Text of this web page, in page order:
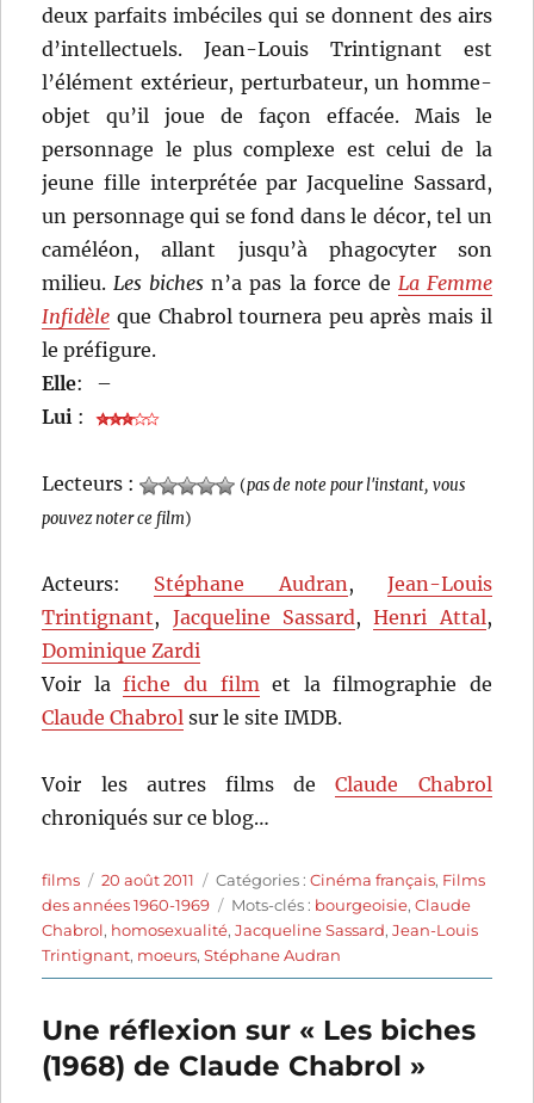
deux parfaits imbéciles qui se donnent des airs
d’intellectuels. Jean-Louis Trintignant est
l’élément extérieur, perturbateur, un homme-
objet qu’il joue de façon effacée. Mais le
personnage le plus complexe est celui de la
jeune fille interprétée par Jacqueline Sassard,
un personnage qui se fond dans le décor, tel un
caméléon, allant jusqu’à phagocyter son
milieu.Les biches n’a pas la force de La Femme
Infidèle que Chabrol tournera peu après mais il
le préfigure.
Elle:
–
Lui :
Lecteurs : (pas de note pour l'instant, vous
pouvez noter ce film)
Acteurs: Stéphane Audran, Jean-Louis
Trintignant, Jacqueline Sassard,Henri Attal,
Dominique Zardi
Voir lafiche du filmet la filmographie de
Claude Chabrol sur le site IMDB.
Voir les autres films deClaude Chabrol
chroniqués sur ce blog…
Auteur
films
Publié
le
20 août 2011 Catégories
Catégories :Cinéma français, Films
des années 1960-1969
Étiquettes
Mots-clés : bourgeoisie,Claude
Chabrol, homosexualité,Jacqueline Sassard,Jean-Louis
Trintignant, moeurs,Stéphane Audran
Une réflexion sur « Les biches
(1968) de Claude Chabrol »